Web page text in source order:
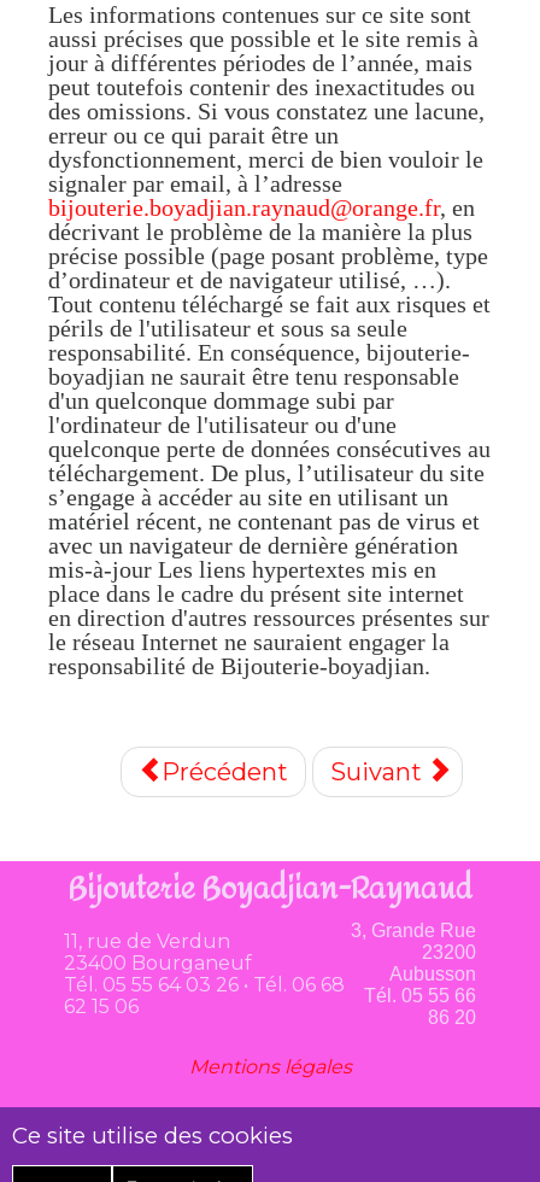
Les informations contenues sur ce site sont
aussi précises que possible et le site remis à
jour à différentes périodes de l’année, mais
peut toutefois contenir des inexactitudes ou
des omissions. Si vous constatez une lacune,
erreur ou ce qui parait être un
dysfonctionnement, merci de bien vouloir le
signaler par email, à l’adresse
bijouterie.boyadjian.raynaud@orange.fr, en
décrivant le problème de la manière la plus
précise possible (page posant problème, type
d’ordinateur et de navigateur utilisé, …).
Tout contenu téléchargé se fait aux risques et
périls de l'utilisateur et sous sa seule
responsabilité. En conséquence, bijouterie-
boyadjian ne saurait être tenu responsable
d'un quelconque dommage subi par
l'ordinateur de l'utilisateur ou d'une
quelconque perte de données consécutives au
téléchargement. De plus, l’utilisateur du site
s’engage à accéder au site en utilisant un
matériel récent, ne contenant pas de virus et
avec un navigateur de dernière génération
mis-à-jour Les liens hypertextes mis en
place dans le cadre du présent site internet
en direction d'autres ressources présentes sur
le réseau Internet ne sauraient engager la
responsabilité de Bijouterie-boyadjian.
Précédent Suivant
Bijouterie Boyadjian-Raynaud
11, rue de Verdun
23400 Bourganeuf
Tél. 05 55 64 03 26 • Tél. 06 68
62 15 06
3, Grande Rue
23200
Aubusson
Tél. 05 55 66
86 20
Mentions légales
Ce site utilise des cookies